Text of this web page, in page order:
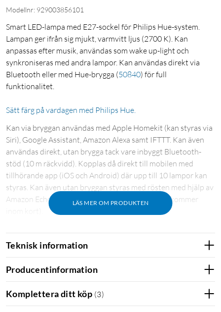
Modellnr: 929003856101
Smart LED-lampa med E27-sockel för Philips Hue-system.
Lampan ger ifrån sig mjukt, varmvitt ljus (2700 K). Kan
anpassas efter musik, användas som wake up-light och
synkroniseras med andra lampor. Kan användas direkt via
Bluetooth eller med Hue-brygga (50840) för full
funktionalitet.
Sätt färg på vardagen med Philips Hue.
LÄS MER OM PRODUKTEN
Kan via bryggan användas med Apple Homekit (kan styras via
Siri), Google Assistant, Amazon Alexa samt IFTTT. Kan även
användas direkt, utan brygga tack vare inbyggt Bluetooth-
stöd (10 m räckvidd). Kopplas då direkt till mobilen med
tillhörande app (iOS och Android) där upp till 10 lampor kan
styras. Kan även utan bryggan styras med rösten med hjälp av
Amazon Echo eller Google Home Assistant (stöd kommer
För full funktionalitet som fjärrstyrning utanför hemmet,
röststyrning i mobilen, wake up-light, schemaläggning,
styrning av flera rum, och användning av upp till 50 lampor
krävs Philips Hue-brygga(50840
. Effekt: 9 W (motsvarar ca
60 W). Färgtemperatur: 2700 K. CRI: 80. Ljusflöde: 1100 lm.
Sockel: E27. Energiklass: F. Spänning: 230 V. Livslängd: 25000
h. Mått: Ø61x110 mm.
Teknisk information
Producentinformation
Komplettera ditt köp (3)